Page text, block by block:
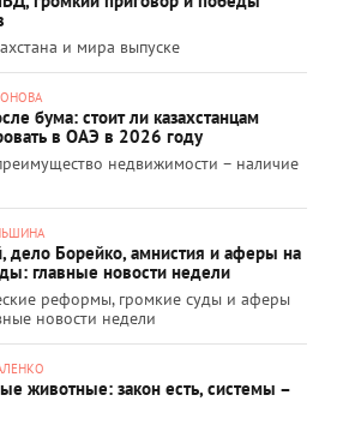
и мира выпуске
бума: стоит ли казахстанцам
в ОАЭ в 2026 году
недвижимости – наличие
дело Борейко, амнистия и аферы на
главные новости недели
реформы, громкие суды и аферы
новости недели
животные: закон есть, системы –